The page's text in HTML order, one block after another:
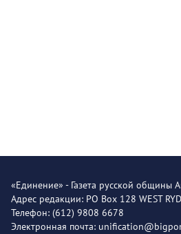
«Единение» - Газета русской общины
Адрес редакции: PO Box 128 WEST
Телефон: (612) 9808 6678
Электронная почта: